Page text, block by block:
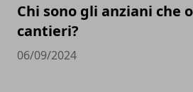
Chi sono gli anziani che
cantieri?
06/09/2024